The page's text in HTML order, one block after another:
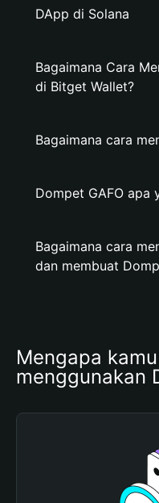
DApp di Solana
Bagaimana Cara
di Bitget Wallet?
Bagaimana cara
Dompet GAFO apa
Bagaimana cara
dan membuat
Mengapa
menggunakan